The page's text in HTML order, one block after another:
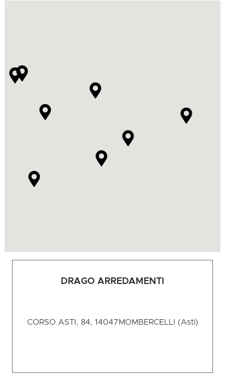
DRAGO ARREDAMENTI
CORSO ASTI, 84, 14047MOMBERCELLI (Asti)